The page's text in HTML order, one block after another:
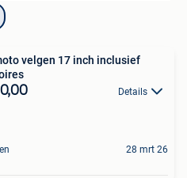
velgen 17 inch inclusief
Details
28 mrt 26